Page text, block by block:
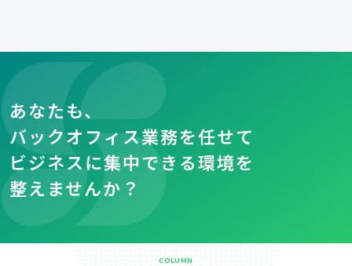
あなたも、
バックオフィス業務を任せて
ビジネスに集中できる環境を
整えませんか？
COLUMN